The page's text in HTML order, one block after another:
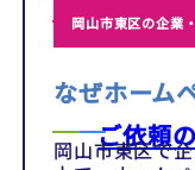
制作
ご依頼
岡山市東区の企業
なぜホーム
岡山市東区で